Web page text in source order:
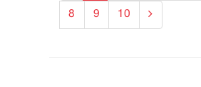
8 9 10